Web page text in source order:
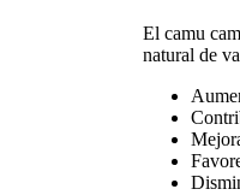
El camu
natural de